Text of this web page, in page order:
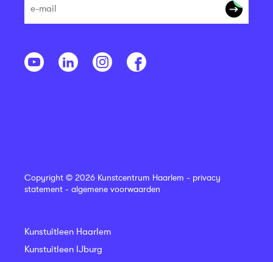
Copyright © 2026 Kunstcentrum Haarlem - privacy
statement - algemene voorwaarden
Kunstuitleen Haarlem
Kunstuitleen IJburg